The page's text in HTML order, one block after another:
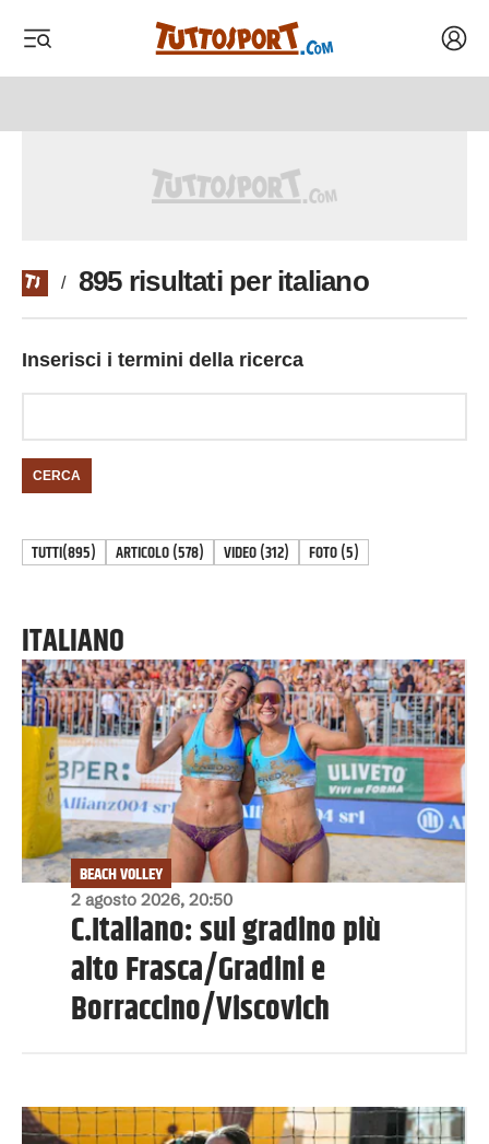
/ 895 risultati per italiano
Inserisci i termini della ricerca
CERCA
TUTTI(895) ARTICOLO(578) VIDEO(312) FOTO(5)
ITALIANO
2 agosto 2026, 20:50
BEACH VOLLEY
C.Italiano: sul gradino più
alto Frasca/Gradini e
Borraccino/Viscovich